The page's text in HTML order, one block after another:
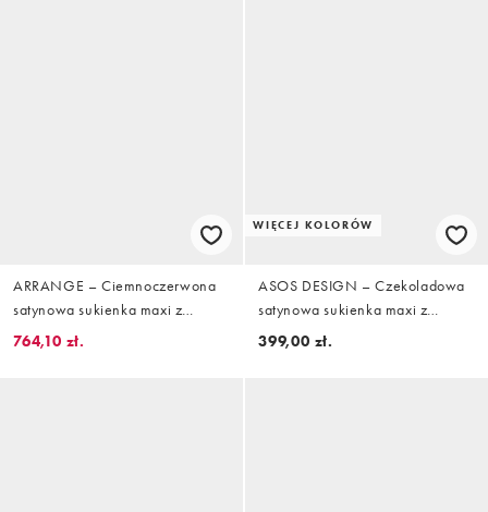
ARRANGE – Ciemnoczerwona
satynowa sukienka maxi z
długimi rękawami i
764,10 zł.
WIĘCEJ KOLORÓW
ASOS DESIGN – Czekoladowa
satynowa sukienka maxi z
golfem i obszernymi rękawami
399,00 zł.